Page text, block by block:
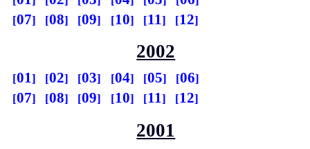
07
08 09 10 11 12
2002
01 02 03 04 05
06
07
08 09 10 11 12
2001